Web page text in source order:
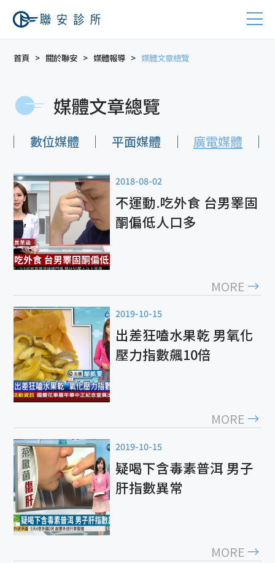
首頁 關於聯安 媒體報導 媒體文章總覽
媒體文章總覽
數位媒體 平面媒體 廣電媒體
2018-08-02
不運動.吃外食 台男睪固
酮偏低人口多
MORE
2019-10-15
出差狂嗑水果乾 男氧化
壓力指數飆10倍
MORE
2019-10-15
疑喝下含毒素普洱 男子
肝指數異常
MORE